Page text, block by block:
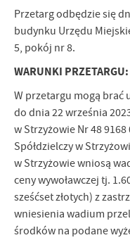
Przetarg odbędzie się
budynku Urzędu
5, pokój nr 8.
WARUNKI PRZETARGU:
W przetargu mogą brać
do dnia 22 września
w Strzyżowie Nr 48 9168
Spółdzielczy w
w Strzyżowie wniosą
ceny wywoławczej tj.
sześćset złotych) z
wniesienia wadium
środków na podane